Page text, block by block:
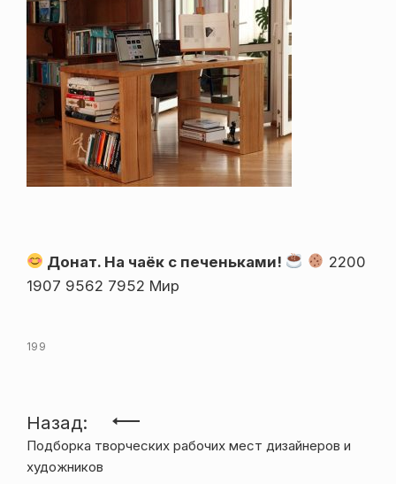
Донат. На чаёк с печеньками!
2200
1907 9562 7952 Мир
199
Навигация
по
Назад:
Подборка творческих рабочих мест дизайнеров и
художников